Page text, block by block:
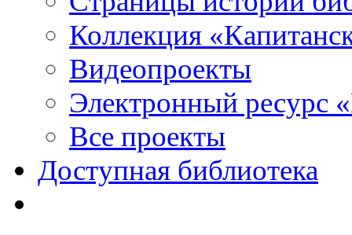
Коллекция
Видеопроекты
Электронный ресурс
Все проекты
Доступная библиотека